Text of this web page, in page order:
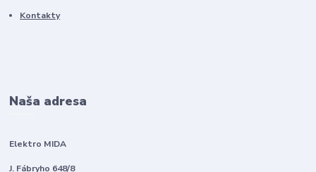
Kontakty
Naša adresa
Elektro MIDA
J. Fábryho 648/8